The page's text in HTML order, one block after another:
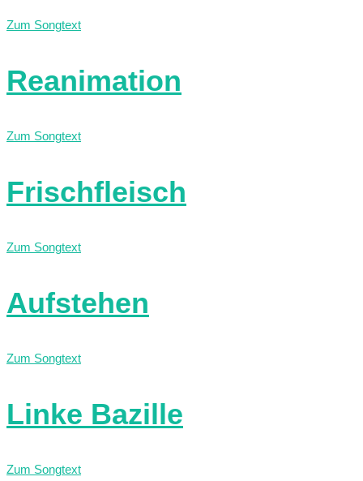
Zum Songtext
Reanimation
Zum Songtext
Frischfleisch
Zum Songtext
Aufstehen
Zum Songtext
Linke Bazille
Zum Songtext